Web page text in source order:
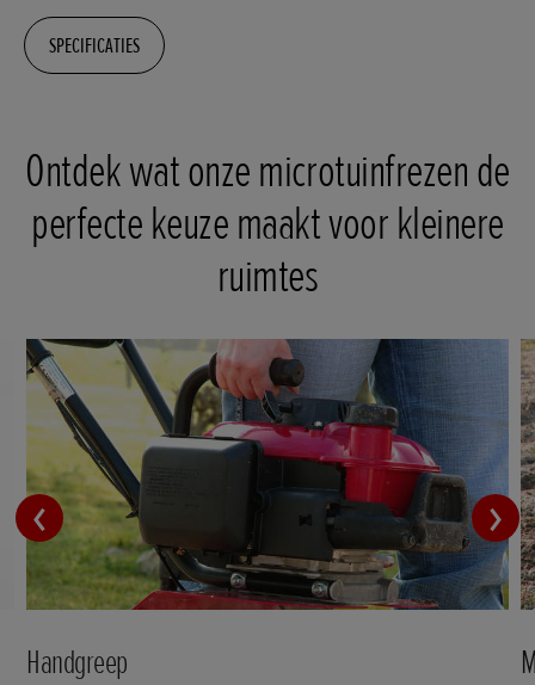
SPECIFICATIES
Ontdek wat onze microtuinfrezen de
perfecte keuze maakt voor kleinere
ruimtes
Handgreep